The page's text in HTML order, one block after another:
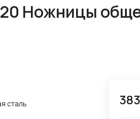
Ножницы
сталь